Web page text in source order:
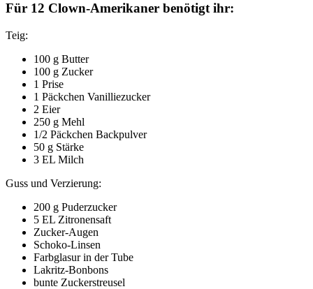
Für 12 Clown-Amerikaner benötigt ihr:
Teig:
100 g Butter
100 g Zucker
1 Prise
1 Päckchen Vanilliezucker
2 Eier
250 g Mehl
1/2 Päckchen Backpulver
50 g Stärke
3 EL Milch
Guss und Verzierung:
200 g Puderzucker
5 EL Zitronensaft
Zucker-Augen
Schoko-Linsen
Farbglasur in der Tube
Lakritz-Bonbons
bunte Zuckerstreusel